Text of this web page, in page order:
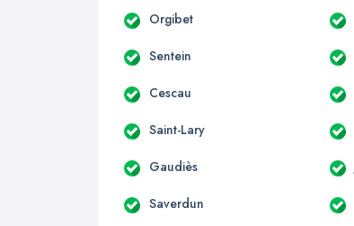
Orgibet
Sentein
Cescau
Saint-Lary
Gaudiès
Saverdun